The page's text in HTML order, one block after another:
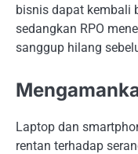
bisnis dapat kembali
sedangkan RPO
sanggup hilang
Laptop dan
rentan terhadap